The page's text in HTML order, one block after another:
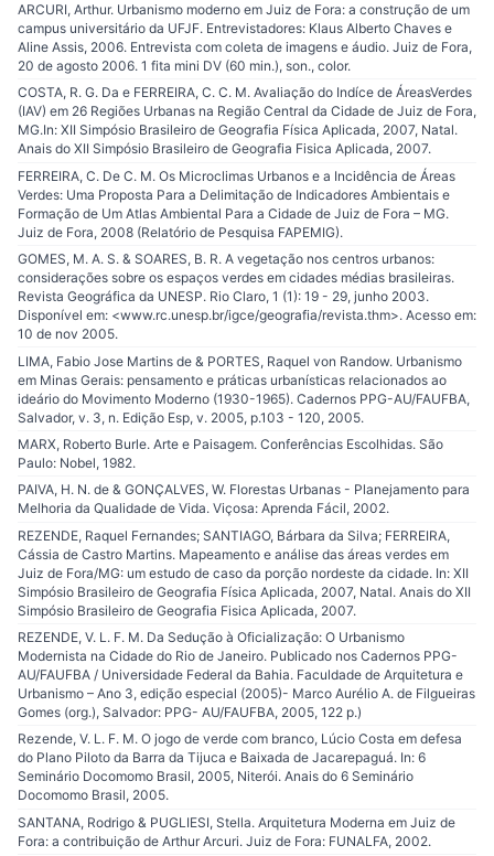
ARCURI, Arthur. Urbanismo moderno em Juiz de Fora: a construção de um
campus universitário da UFJF. Entrevistadores: Klaus Alberto Chaves e
Aline Assis, 2006. Entrevista com coleta de imagens e áudio. Juiz de Fora,
20 de agosto 2006. 1 fita mini DV (60 min.), son., color.
COSTA, R. G. Da e FERREIRA, C. C. M. Avaliação do Indíce de ÁreasVerdes
(IAV) em 26 Regiões Urbanas na Região Central da Cidade de Juiz de Fora,
MG.In: XII Simpósio Brasileiro de Geografia Física Aplicada, 2007, Natal.
Anais do XII Simpósio Brasileiro de Geografia Fisica Aplicada, 2007.
FERREIRA, C. De C. M. Os Microclimas Urbanos e a Incidência de Áreas
Verdes: Uma Proposta Para a Delimitação de Indicadores Ambientais e
Formação de Um Atlas Ambiental Para a Cidade de Juiz de Fora – MG.
Juiz de Fora, 2008 (Relatório de Pesquisa FAPEMIG).
GOMES, M. A. S. & SOARES, B. R. A vegetação nos centros urbanos:
considerações sobre os espaços verdes em cidades médias brasileiras.
Revista Geográfica da UNESP. Rio Claro, 1 (1): 19 - 29, junho 2003.
Disponível em: <www.rc.unesp.br/igce/geografia/revista.thm>. Acesso em:
10 de nov 2005.
LIMA, Fabio Jose Martins de & PORTES, Raquel von Randow. Urbanismo
em Minas Gerais: pensamento e práticas urbanísticas relacionados ao
ideário do Movimento Moderno (1930-1965). Cadernos PPG-AU/FAUFBA,
Salvador, v. 3, n. Edição Esp, v. 2005, p.103 - 120, 2005.
MARX, Roberto Burle. Arte e Paisagem. Conferências Escolhidas. São
Paulo: Nobel, 1982.
PAIVA, H. N. de & GONÇALVES, W. Florestas Urbanas - Planejamento para
Melhoria da Qualidade de Vida. Viçosa: Aprenda Fácil, 2002.
REZENDE, Raquel Fernandes; SANTIAGO, Bárbara da Silva; FERREIRA,
Cássia de Castro Martins. Mapeamento e análise das áreas verdes em
Juiz de Fora/MG: um estudo de caso da porção nordeste da cidade. In: XII
Simpósio Brasileiro de Geografia Física Aplicada, 2007, Natal. Anais do XII
Simpósio Brasileiro de Geografia Fisica Aplicada, 2007.
REZENDE, V. L. F. M. Da Sedução à Oficialização: O Urbanismo
Modernista na Cidade do Rio de Janeiro. Publicado nos Cadernos PPG-
AU/FAUFBA / Universidade Federal da Bahia. Faculdade de Arquitetura e
Urbanismo – Ano 3, edição especial (2005)- Marco Aurélio A. de Filgueiras
Gomes (org.), Salvador: PPG- AU/FAUFBA, 2005, 122 p.)
Rezende, V. L. F. M. O jogo de verde com branco, Lúcio Costa em defesa
do Plano Piloto da Barra da Tijuca e Baixada de Jacarepaguá. In: 6
Seminário Docomomo Brasil, 2005, Niterói. Anais do 6 Seminário
Docomomo Brasil, 2005.
SANTANA, Rodrigo & PUGLIESI, Stella. Arquitetura Moderna em Juiz de
Fora: a contribuição de Arthur Arcuri. Juiz de Fora: FUNALFA, 2002.